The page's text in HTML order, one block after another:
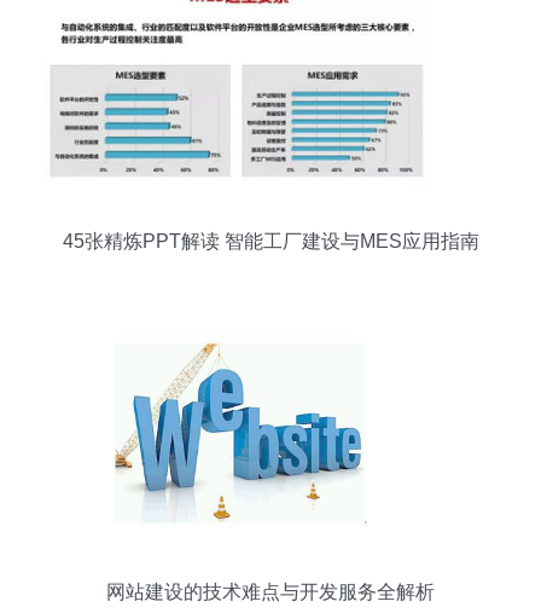
45张精炼PPT解读 智能工厂建设与MES应用指南
网站建设的技术难点与开发服务全解析